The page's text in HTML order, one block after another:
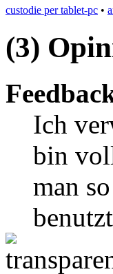
custodie per tablet-pc •
(3)
Ich
bin
man